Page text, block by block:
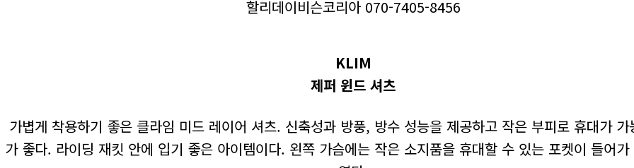
할리데이비슨코리아 070-7405-8456
KLIM
제퍼 윈드 셔츠
가볍게 착용하기 좋은 클라임 미드 레이어 셔츠. 신축성과 방풍, 방수 성능을 제공하고 작은 부피로 휴대가 가
가 좋다. 라이딩 재킷 안에 입기 좋은 아이템이다. 왼쪽 가슴에는 작은 소지품을 휴대할 수 있는 포켓이 들어